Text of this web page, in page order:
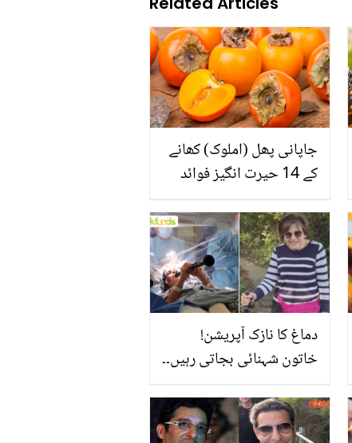
جاپانی پھل (املوک) کھانے
کے 14 حیرت انگیز فوائد
دماغ کا نازک آپریشن!
خاتون شہنائی بجاتی رہیں۔۔
مقصد کیا تھا؟ ویڈیو